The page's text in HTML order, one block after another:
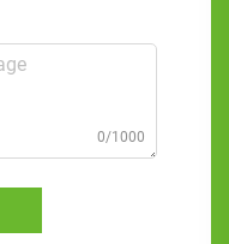
0/1000